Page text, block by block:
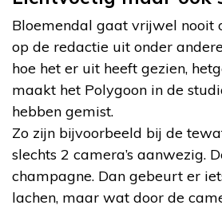
Bloemendal gaat vrijwel nooit
op de redactie uit onder
hoe het er uit heeft gezien,
maakt het Polygoon in de
hebben gemist.
Zo zijn bijvoorbeeld bij de
slechts 2 camera’s aanwezig.
champagne. Dan gebeurt er
lachen, maar wat door de